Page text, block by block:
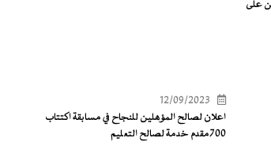
على
12/09/2023
اعلان لصالح المؤهلين للنجاح في مسابقة اكتتاب
700مقدم خدمة لصالح التعليم